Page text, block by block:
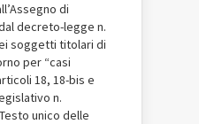
di
decreto-legge n.
soggetti titolari di
per “casi
18, 18-bis e
n.
unico delle